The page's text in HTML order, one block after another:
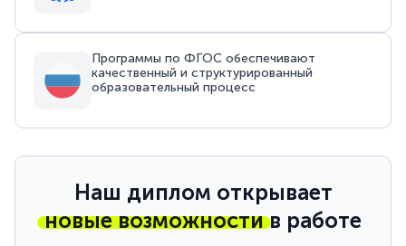
Программы по ФГОС обеспечивают
качественный и структурированный
образовательный процесс
Наш диплом открывает
новые возможностив работе